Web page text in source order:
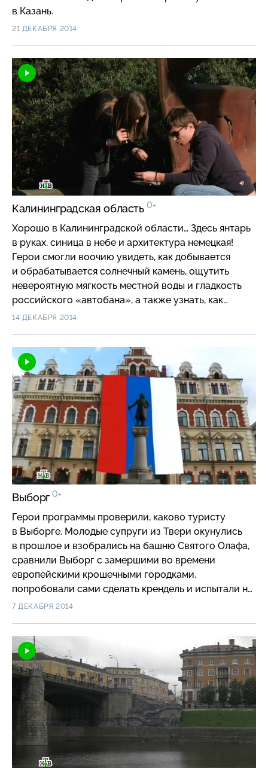
в Казань.
21 ДЕКАБРЯ 2014
Калининградская область0+
Хорошо в Калининградской области… Здесь янтарь
в руках, синица в небе и архитектура немецкая!
Герои смогли воочию увидеть, как добывается
и обрабатывается солнечный камень, ощутить
невероятную мягкость местной воды и гладкость
российского «автобана», а также узнать, как
орнитологи на Куршской косе совмещают
14 ДЕКАБРЯ 2014
Выборг0+
Герои программы проверили, каково туристу
в Выборге. Молодые супруги из Твери окунулись
в прошлое и взобрались на башню Святого Олафа,
сравнили Выборг с замершими во времени
европейскими крошечными городками,
попробовали сами сделать крендель и испытали на
себе настоящее Средневековье. Путешествие во
7 ДЕКАБРЯ 2014